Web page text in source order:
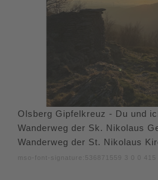
Olsberg Gipfelkreuz - Du und
Wanderweg der Sk. Nikolaus
Wanderweg der St. Nikolaus
mso-font-signature:536871559 3 0 0 415